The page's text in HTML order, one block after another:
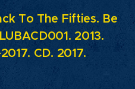
To The Fifties. Be
2013.
CD. 2017.